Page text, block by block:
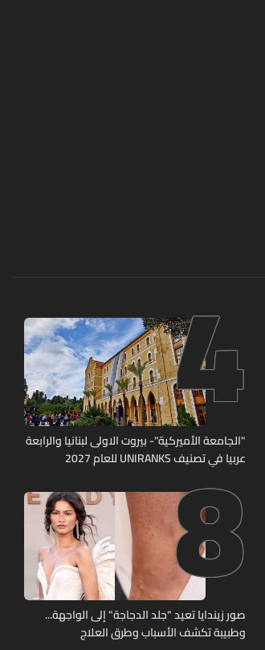
4
"الجامعة الأميركية"- بيروت الاولى لبنانيا والرابعة
عربيا في تصنيف UNIRANKS للعام 2027
8
صور زيندايا تعيد "جلد الدجاجة" إلى الواجهة...
وطبيبة تكشف الأسباب وطرق العلاج